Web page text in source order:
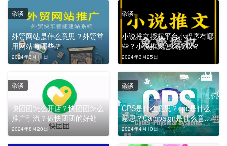
外贸网站是什么意思？外贸常
用网站有哪些？
2024年3月11日
杂谈
小说推文授权平台小程序有哪
些？小说推文怎么授权？
2024年3月25日
杂谈
快团团怎么开店？快团团怎么
推广引流？做快团团的好处
2024年8月20日
杂谈
CPS是什么意思？cpc是什么
意思？Campaign是什么意
思？
2024年4月10日
杂谈